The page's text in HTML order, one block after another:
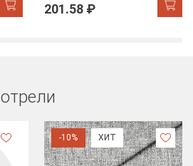
201.58 ₽
-10% ХИТ